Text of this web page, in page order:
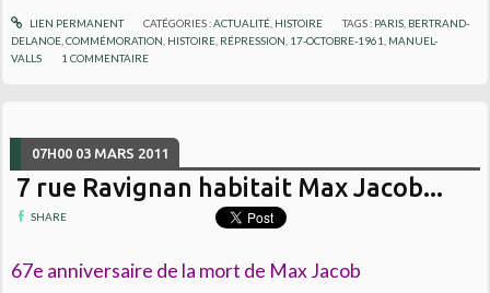
LIEN PERMANENT CATÉGORIES :ACTUALITÉ, HISTOIRE TAGS : PARIS BERTRAND-
DELANOE ,COMMÉMORATION HISTOIRE RÉPRESSION 17-OCTOBRE-1961 MANUEL-
VALLS
1 COMMENTAIRE
07H00 03 MARS 2011
7 rue Ravignan habitait Max Jacob...
SHARE
67e anniversaire de la mort de Max Jacob